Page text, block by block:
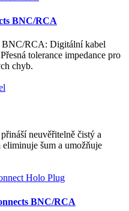
BNC/RCA
BNC/RCA: Digitální kabel
tolerance impedance pro
chyb.
neuvěřitelně čistý a
šum a umožňuje
BNC/RCA